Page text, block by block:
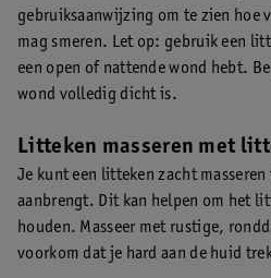
gebruiksaanwijzing om te zien hoe
mag smeren. Let op: gebruik een
een open of nattende wond hebt.
wond volledig dicht is.
Litteken masseren met
Je kunt een litteken zacht
aanbrengt. Dit kan helpen om het
houden. Masseer met rustige,
voorkom dat je hard aan de huid